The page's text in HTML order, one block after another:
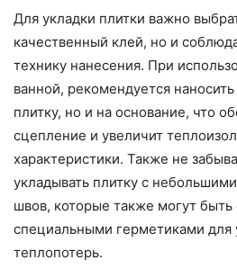
Для укладки плитки важно
качественный клей, но и
технику нанесения. При
ванной, рекомендуется
плитку, но и на основание, что
сцепление и увеличит
характеристики. Также не
укладывать плитку с
швов, которые также могут быть
специальными герметиками
теплопотерь.